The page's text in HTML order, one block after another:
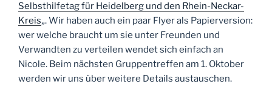
Selbsthilfetag für Heidelberg und den Rhein-Neckar-
Kreis„. Wir haben auch ein paar Flyer als Papierversion:
wer welche braucht um sie unter Freunden und
Verwandten zu verteilen wendet sich einfach an
Nicole. Beim nächsten Gruppentreffen am 1. Oktober
werden wir uns über weitere Details austauschen.